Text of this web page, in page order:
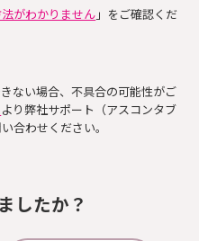
がわかりません 」をご確認くだ
ない場合、不具合の可能性がご
より弊社サポート（アスコンタブ
合わせください。
したか？